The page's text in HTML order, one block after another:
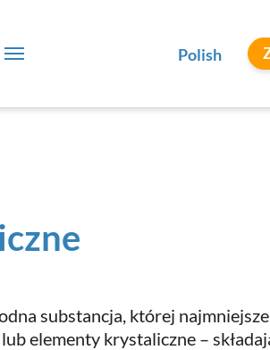
Polish
substancja, której
elementy krystaliczne –